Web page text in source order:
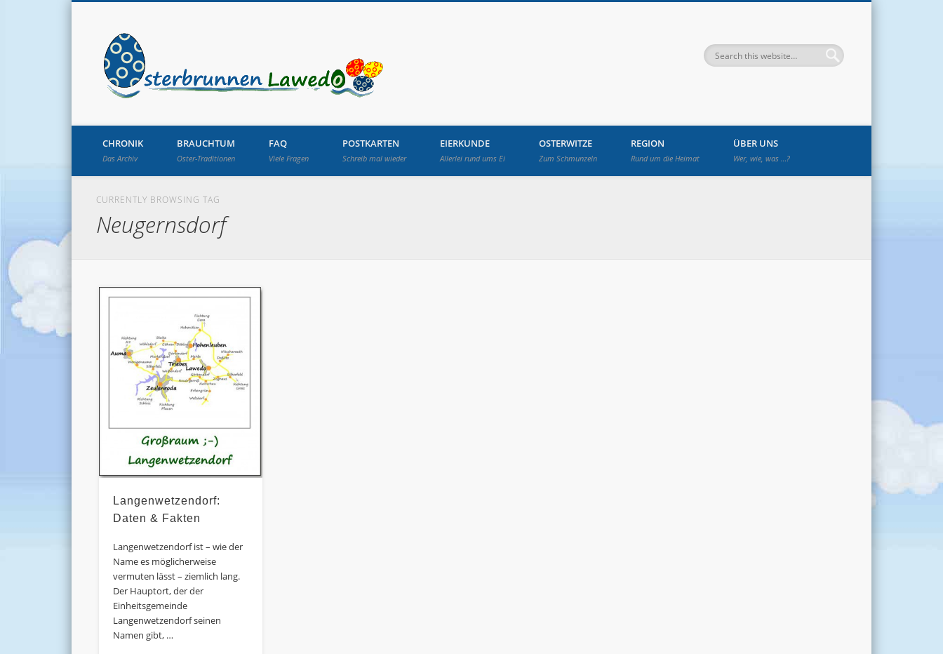
Osterbrunnen in Langenwetzendorf
CHRONIK
Das Archiv
BRAUCHTUM
Oster-Traditionen
FAQ
Viele Fragen
POSTKARTEN
Schreib mal wieder
EIERKUNDE
Allerlei rund ums Ei
OSTERWITZE
Zum Schmunzeln
REGION
Rund um die Heimat
ÜBER UNS
Wer, wie, was …?
CURRENTLY BROWSING TAG
Neugernsdorf
Langenwetzendorf:
Daten & Fakten
Langenwetzendorf ist – wie der
Name es möglicherweise
vermuten lässt – ziemlich lang.
Der Hauptort, der der
Einheitsgemeinde
Langenwetzendorf seinen
Namen gibt, …